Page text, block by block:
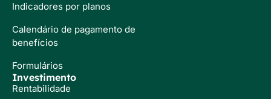
Indicadores por planos
Calendário de pagamento de
benefícios
Formulários
Investimento
Rentabilidade